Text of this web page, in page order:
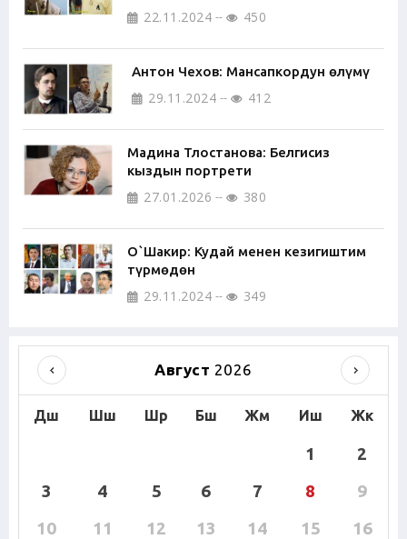
22.11.2024 450
Антон Чехов: Мансапкордун өлүмү
29.11.2024 412
Мадина Тлостанова: Белгисиз
кыздын портрети
27.01.2026 380
О`Шакир: Кудай менен кезигиштим
түрмөдөн
29.11.2024 349
Август 2026
Дш Шш Шр Бш Жм Иш Жк
1
2
3
4 5 6 7 8
9
10
11 12 13 14 15
16